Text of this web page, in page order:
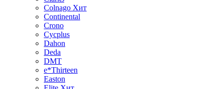
Colnago Хит
Continental
Crono
Cycplus
Dahon
Deda
DMT
e*Thirteen
Easton